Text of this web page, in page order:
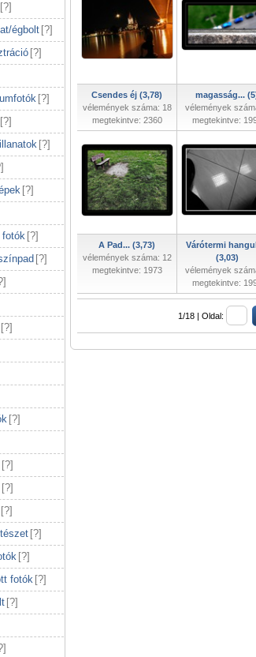
[?]
égbolt [?]
[?]
[?]
[?]
[?]
]
[?]
fotók [?]
[?]
]
[?]
[?]
[?]
[?]
[?]
[?]
[?]
fotók [?]
[?]
]
Csendes éj (3,78)
vélemények száma: 18
megtekintve: 2360
magasság...
vélemények
megtekintve:
A Pad... (3,73)
vélemények száma: 12
megtekintve: 1973
Várótermi
(3,03)
vélemények
megtekintve:
1/18 | Oldal: